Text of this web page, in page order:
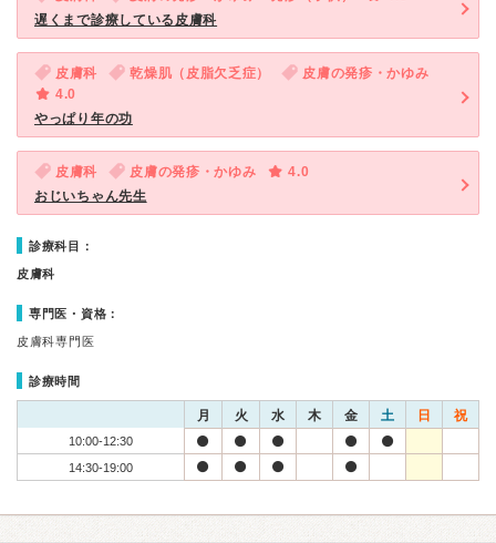
遅くまで診療している皮膚科
皮膚科 乾燥肌（皮脂欠乏症）
皮膚の発疹・かゆみ
4.0
やっぱり年の功
皮膚科 皮膚の発疹・かゆみ
4.0
おじいちゃん先生
診療科目：
皮膚科
専門医・資格：
皮膚科専門医
診療時間
月 火 水 木 金 土 日 祝
10:00-12:30
14:30-19:00